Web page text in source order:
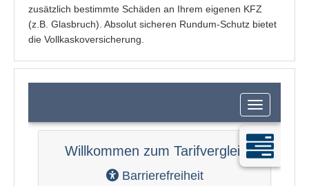
zusätzlich bestimmte Schäden an Ihrem eigenen KFZ
(z.B. Glasbruch). Absolut sicheren Rundum-Schutz bietet
die Vollkaskoversicherung.